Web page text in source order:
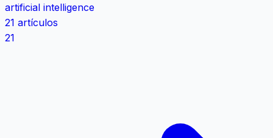
artificial intelligence
21 artículos
21